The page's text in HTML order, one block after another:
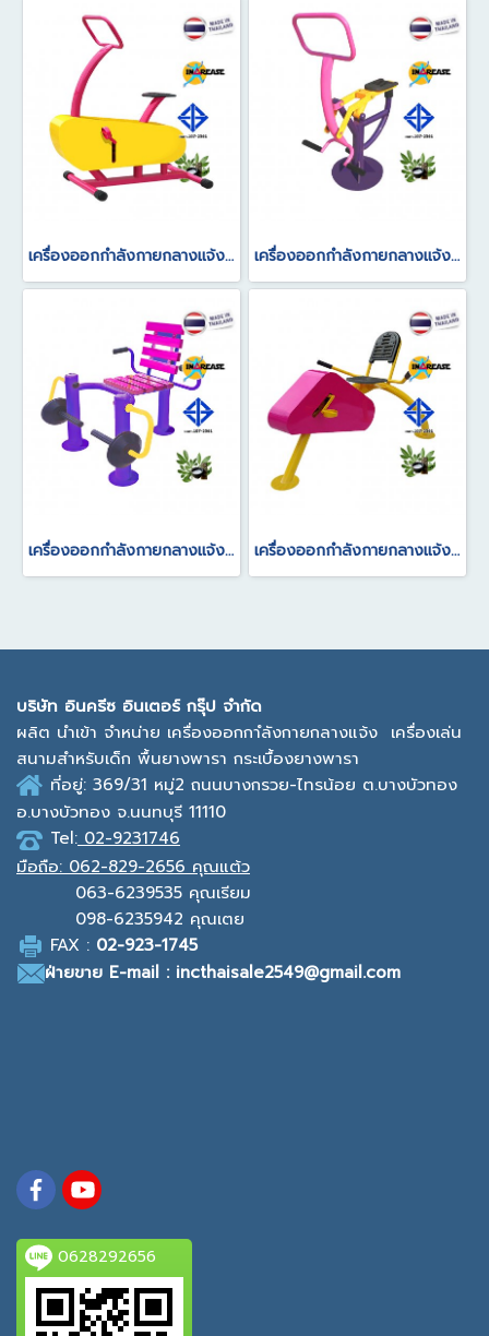
เครื่องออกกำลังกายกลางแจ้ง อุปกรณ์จักรยานบริหาร แบบนั่งตรงปั่น เครื่องออกกำลังกายกลางแจ้ง อุปกรณ์จักรยานโยกตัว
เครื่องออกกำลังกายกลางแจ้ง อุปกรณ์ม้านั่งงัดข้อเข่า(ปรับน้ำหนักได้) เครื่องออกกำลังกายกลางแจ้ง อุปกรณ์จักรยานบริหาร แบบนั่งเอนปั่น
บริษัท อินครีซ อินเตอร์ กรุ๊ป จำกัด
ผลิต นำเข้า จำหน่าย เครื่องออกกาํลังกายกลางแจ้ง เครื่องเล่น
สนามสำหรับเด็ก พื้นยางพารา กระเบื้องยางพารา
ที่อยู่: 369/31 หมู่2 ถนนบางกรวย-ไทรน้อย ต.บางบัวทอง
อ.บางบัวทอง จ.นนทบุรี 11110
Tel: 02-9231746
มือถือ: 062-829-2656 คุณแต้ว
063-6239535 คุณเรียม
098-6235942 คุณเตย
FAX : 02-923-1745
ฝ่ายขาย E-mail : incthaisale2549@gmail.com
0628292656